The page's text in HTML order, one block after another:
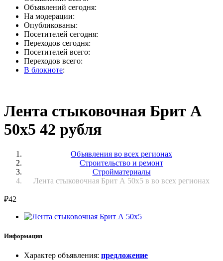
Объявлений сегодня:
На модерации:
Опубликованы:
Посетителей сегодня:
Переходов сегодня:
Посетителей всего:
Переходов всего:
В блокноте:
Лента стыковочная Брит А
50х5 42 рубля
Объявления во всех регионах
Строительство и ремонт
Стройматериалы
Лента стыковочная Брит А 50х5 в во всех регионах
₽42
Информация
Характер объявления: предложение